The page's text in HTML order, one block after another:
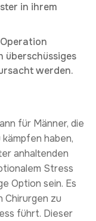
in ihrem
überschüssiges
werden.
für Männer, die
haben,
anhaltenden
Stress
Option sein. Es
Chirurgen zu
führt. Dieser